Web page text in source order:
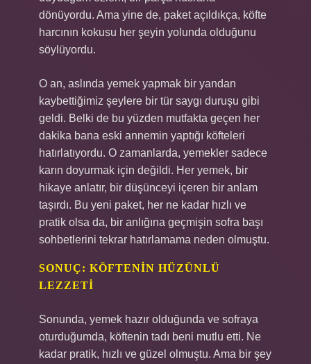
dönüyordu. Ama yine de, paket açıldıkça, köfte
harcının kokusu her şeyin yolunda olduğunu
söylüyordu.
O an, aslında yemek yapmak bir yandan
kaybettiğimiz şeylere bir tür saygı duruşu gibi
geldi. Belki de bu yüzden mutfakta geçen her
dakika bana eski annemin yaptığı köfteleri
hatırlatıyordu. O zamanlarda, yemekler sadece
karın doyurmak için değildi. Her yemek, bir
hikaye anlatır, bir düşünceyi içeren bir anlam
taşırdı. Bu yeni paket, her ne kadar hızlı ve
pratik olsa da, bir anlığına geçmişin sofra başı
sohbetlerini tekrar hatırlamama neden olmuştu.
SONUÇ: KÖFTENIN HÜZÜNLÜ
LEZZETI
Sonunda, yemek hazır olduğunda ve sofraya
oturduğumda, köftenin tadı beni mutlu etti. Ne
kadar pratik, hızlı ve güzel olmuştu. Ama bir şey